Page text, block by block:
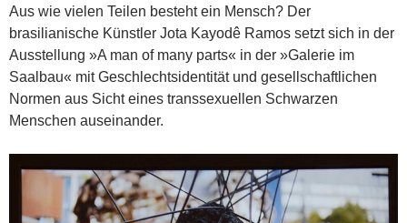
Aus wie vielen Teilen besteht ein Mensch? Der
brasilianische Künstler Jota Kayodê Ramos setzt sich in der
Ausstellung »A man of many parts« in der »Galerie im
Saalbau« mit Geschlechtsidentität und gesellschaftlichen
Normen aus Sicht eines transsexuellen Schwarzen
Menschen auseinander.